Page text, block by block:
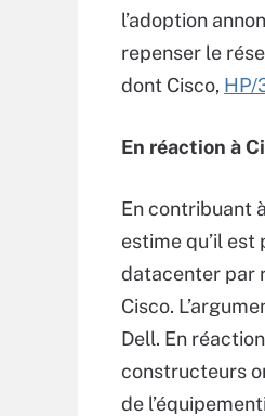
l’adoption
repenser le
dont Cisco, HP/
En réaction à
En contribuant
estime qu’il est
datacenter par
Cisco.
Dell. En
constructeurs
de